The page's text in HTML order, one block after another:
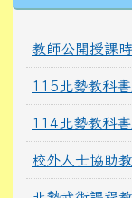
教師公開授課
115北勢教科
114北勢教科
校外人士協助